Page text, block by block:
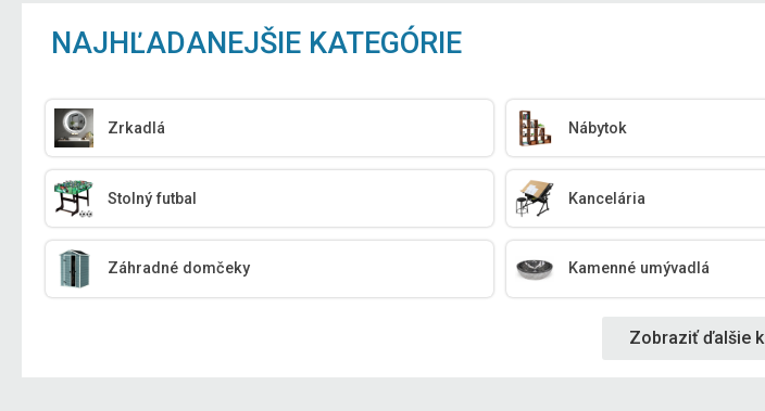
NAJHĽADANEJŠIE KATEGÓRIE
Zrkadlá Nábytok
Stolný futbal Kancelária
Záhradné domčeky Kamenné umývadlá
Zobraziť ďalšie